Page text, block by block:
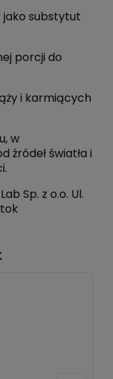
jako substytut
porcji do
i karmiących
w
źródeł światła i
Sp. z o.o. Ul.